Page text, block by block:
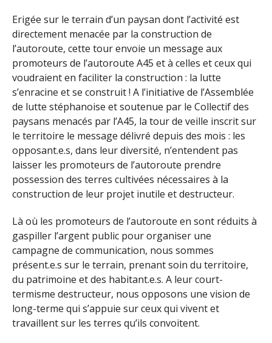
Erigée sur le terrain d’un paysan dont l’activité est
directement menacée par la construction de
l’autoroute, cette tour envoie un message aux
promoteurs de l’autoroute A45 et à celles et ceux qui
voudraient en faciliter la construction : la lutte
s’enracine et se construit ! A l’initiative de l’Assemblée
de lutte stéphanoise et soutenue par le Collectif des
paysans menacés par l’A45, la tour de veille inscrit sur
le territoire le message délivré depuis des mois : les
opposant.e.s, dans leur diversité, n’entendent pas
laisser les promoteurs de l’autoroute prendre
possession des terres cultivées nécessaires à la
construction de leur projet inutile et destructeur.
Là où les promoteurs de l’autoroute en sont réduits à
gaspiller l’argent public pour organiser une
campagne de communication, nous sommes
présent.e.s sur le terrain, prenant soin du territoire,
du patrimoine et des habitant.e.s. A leur court-
termisme destructeur, nous opposons une vision de
long-terme qui s’appuie sur ceux qui vivent et
travaillent sur les terres qu’ils convoitent.